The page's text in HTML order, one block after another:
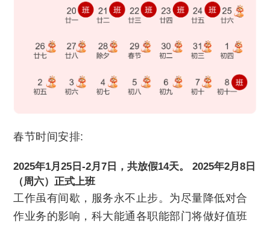
春节时间安排:
2025年1月25日-2月7日，共放假14天。
2025年2月8日
（周六）正式上班
工作虽有间歇，服务永不止步。为尽量降低对合
作业务的影响，科大能通各职能部门将做好值班